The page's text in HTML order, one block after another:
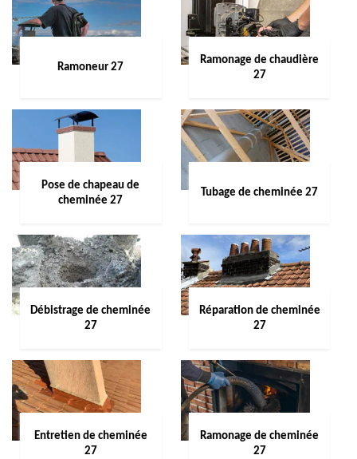
Ramoneur 27
Ramonage de chaudière
27
Pose de chapeau de
cheminée 27
Tubage de cheminée 27
Débistrage de cheminée
27
Réparation de cheminée
27
Entretien de cheminée
27
Ramonage de cheminée
27